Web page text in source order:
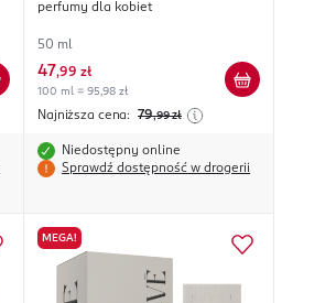
Odyssey
perfumy dla kobiet
50 ml
47,99 zł
100 ml = 95,98 zł
Najniższa cena: 79,99 zł
Niedostępny online
Sprawdź dostępność w drogerii
MEGA!